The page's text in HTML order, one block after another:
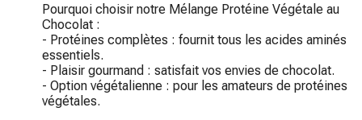
Pourquoi choisir notre Mélange Protéine Végétale au
Chocolat :
- Protéines complètes : fournit tous les acides aminés
essentiels.
- Plaisir gourmand : satisfait vos envies de chocolat.
- Option végétalienne : pour les amateurs de protéines
végétales.